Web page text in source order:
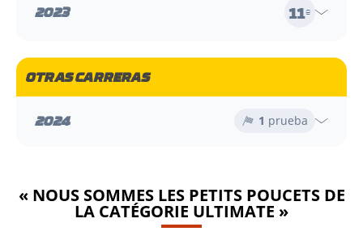
2023 11e
OTRAS CARRERAS
2024 1 prueba
« NOUS SOMMES LES PETITS POUCETS DE
LA CATÉGORIE ULTIMATE »